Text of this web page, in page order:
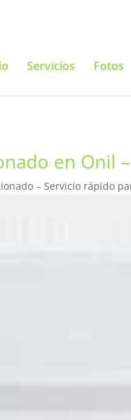
Servicios Fotos
en Onil
– Servicio rápido